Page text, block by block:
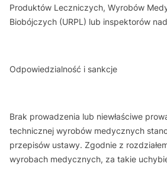
Produktów Leczniczych, Wyrobów
Biobójczych (URPL) lub inspektorów
Odpowiedzialność i sankcje
Brak prowadzenia lub niewłaściwe
technicznej wyrobów medycznych
przepisów ustawy. Zgodnie z
wyrobach medycznych, za takie